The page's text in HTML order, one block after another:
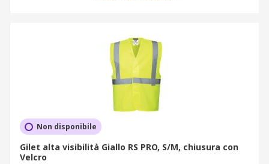
Non disponibile
Gilet alta visibilità Giallo RS PRO, S/M, chiusura con
Velcro